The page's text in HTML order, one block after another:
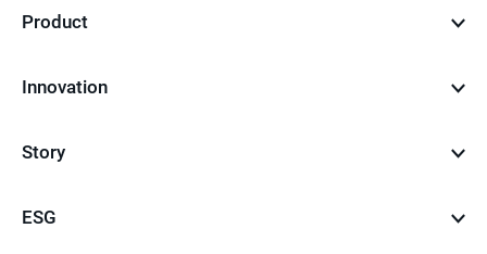
Product
Innovation
Story
ESG